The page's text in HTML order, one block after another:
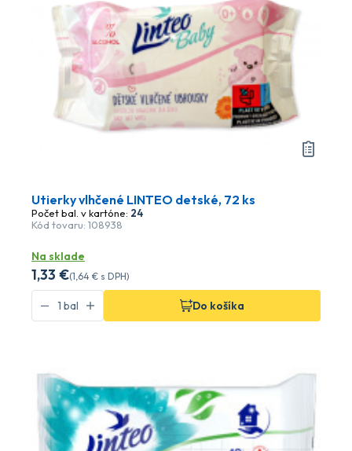
Utierky vlhčené LINTEO detské, 72 ks
Počet bal. v kartóne: 24
Kód tovaru: 108938
Na sklade
1,33 €(1,64 € s DPH)
Do košíka